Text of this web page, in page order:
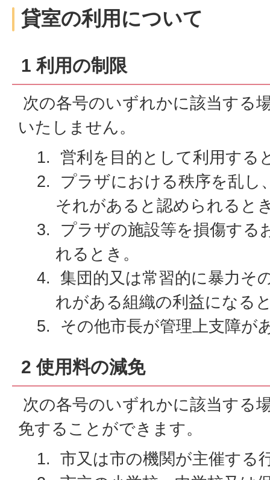
貸室の利用について
1 利用の制限
次の各号のいずれかに該当する
いたしません。
営利を目的として利用する
プラザにおける秩序を乱し
それがあると認められると
プラザの施設等を損傷する
れるとき。
集団的又は常習的に暴力そ
れがある組織の利益になる
その他市長が管理上支障が
2 使用料の減免
次の各号のいずれかに該当する
免することができます。
市又は市の機関が主催する